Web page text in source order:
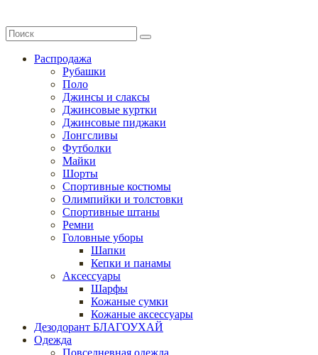
Распродажа
Рубашки
Поло
Джинсы и слаксы
Джинсовые куртки
Джинсовые пиджаки
Лонгсливы
Футболки
Майки
Шорты
Спортивные костюмы
Олимпийки и толстовки
Спортивные штаны
Ремни
Головные уборы
Шапки
Кепки и панамы
Аксессуары
Шарфы
Кожаные сумки
Кожаные аксессуары
Дезодорант БЛАГОУХАЙ
Одежда